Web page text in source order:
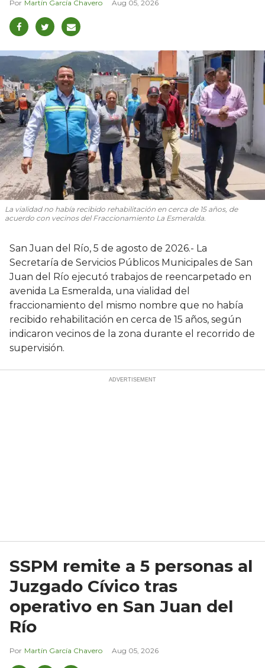
Martín García Chavero Aug 05, 2026
La vialidad no había recibido rehabilitación en cerca de 15 años, de
acuerdo con vecinos del Fraccionamiento La Esmeralda.
San Juan del Río, 5 de agosto de 2026.- La
Secretaría de Servicios Públicos Municipales de San
Juan del Río ejecutó trabajos de reencarpetado en
avenida La Esmeralda, una vialidad del
fraccionamiento del mismo nombre que no había
recibido rehabilitación en cerca de 15 años, según
indicaron vecinos de la zona durante el recorrido de
supervisión.
SSPM remite a 5 personas al
Juzgado Cívico tras
operativo en San Juan del
Río
Martín García Chavero Aug 05, 2026